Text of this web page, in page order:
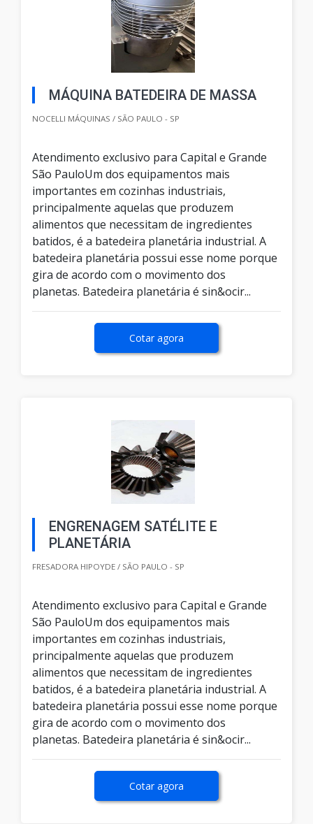
MÁQUINA BATEDEIRA DE MASSA
NOCELLI MÁQUINAS / SÃO PAULO - SP
Atendimento exclusivo para Capital e Grande
São PauloUm dos equipamentos mais
importantes em cozinhas industriais,
principalmente aquelas que produzem
alimentos que necessitam de ingredientes
batidos, é a batedeira planetária industrial. A
batedeira planetária possui esse nome porque
gira de acordo com o movimento dos
planetas. Batedeira planetária é sin&ocir...
Cotar agora
ENGRENAGEM SATÉLITE E
PLANETÁRIA
FRESADORA HIPOYDE / SÃO PAULO - SP
Atendimento exclusivo para Capital e Grande
São PauloUm dos equipamentos mais
importantes em cozinhas industriais,
principalmente aquelas que produzem
alimentos que necessitam de ingredientes
batidos, é a batedeira planetária industrial. A
batedeira planetária possui esse nome porque
gira de acordo com o movimento dos
planetas. Batedeira planetária é sin&ocir...
Cotar agora